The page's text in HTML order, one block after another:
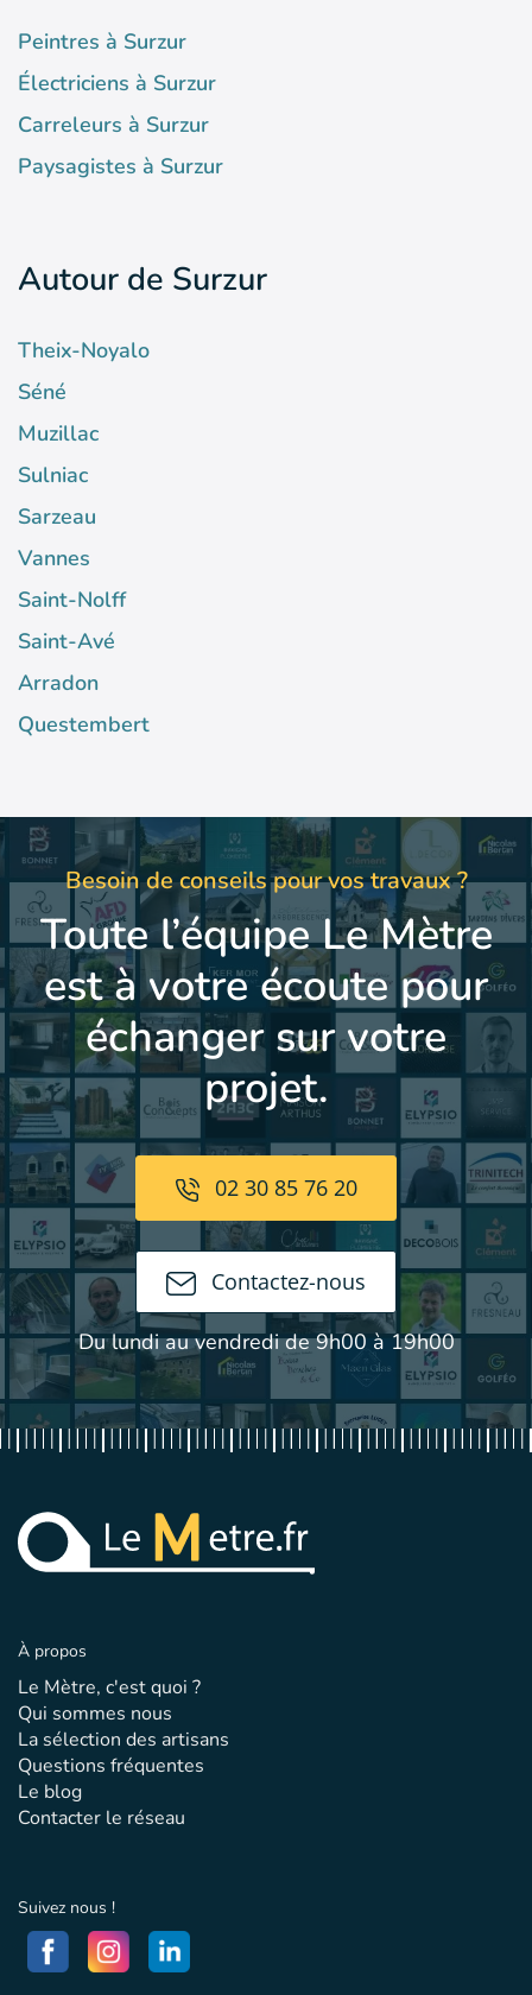
Peintres à Surzur
Électriciens à Surzur
Carreleurs à Surzur
Paysagistes à Surzur
Autour de Surzur
Theix-Noyalo
Séné
Muzillac
Sulniac
Sarzeau
Vannes
Saint-Nolff
Saint-Avé
Arradon
Questembert
Besoin de conseils pour vos travaux ?
Toute l’équipe Le Mètre
est à votre écoute pour
échanger sur votre
projet.
02 30 85 76 20
Contactez-nous
Du lundi au vendredi de 9h00 à 19h00
À propos
Le Mètre, c'est quoi ?
Qui sommes nous
La sélection des artisans
Questions fréquentes
Le blog
Contacter le réseau
Suivez nous !